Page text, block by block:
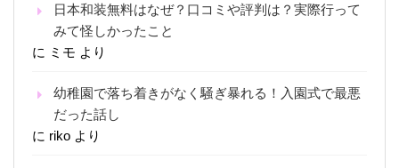
日本和装無料はなぜ？口コミや評判は？実際行って
みて怪しかったこと
に ミモ より
幼稚園で落ち着きがなく騒ぎ暴れる！入園式で最悪
だった話し
に riko より